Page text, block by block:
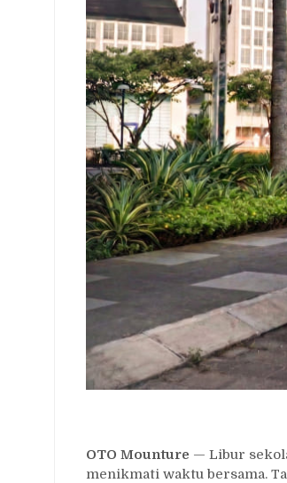
OTO Mounture — Libur
menikmati waktu bersama.